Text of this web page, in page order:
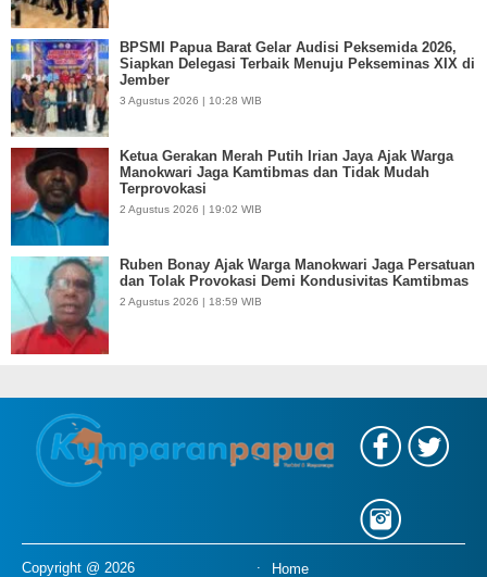
BPSMI Papua Barat Gelar Audisi Peksemida 2026,
Siapkan Delegasi Terbaik Menuju Pekseminas XIX di
Jember
3 Agustus 2026 | 10:28 WIB
Ketua Gerakan Merah Putih Irian Jaya Ajak Warga
Manokwari Jaga Kamtibmas dan Tidak Mudah
Terprovokasi
2 Agustus 2026 | 19:02 WIB
Ruben Bonay Ajak Warga Manokwari Jaga Persatuan
dan Tolak Provokasi Demi Kondusivitas Kamtibmas
2 Agustus 2026 | 18:59 WIB
Copyright @ 2026 Home